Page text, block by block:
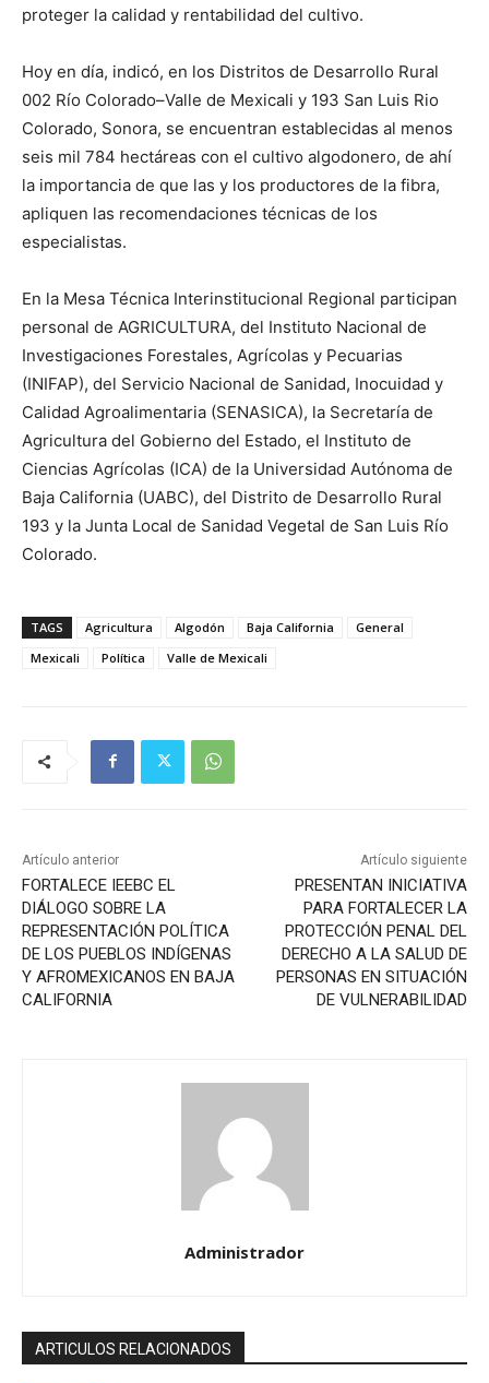
proteger la calidad y rentabilidad del cultivo.
Hoy en día, indicó, en los Distritos de Desarrollo Rural
002 Río Colorado–Valle de Mexicali y 193 San Luis Rio
Colorado, Sonora, se encuentran establecidas al menos
seis mil 784 hectáreas con el cultivo algodonero, de ahí
la importancia de que las y los productores de la fibra,
apliquen las recomendaciones técnicas de los
especialistas.
En la Mesa Técnica Interinstitucional Regional participan
personal de AGRICULTURA, del Instituto Nacional de
Investigaciones Forestales, Agrícolas y Pecuarias
(INIFAP), del Servicio Nacional de Sanidad, Inocuidad y
Calidad Agroalimentaria (SENASICA), la Secretaría de
Agricultura del Gobierno del Estado, el Instituto de
Ciencias Agrícolas (ICA) de la Universidad Autónoma de
Baja California (UABC), del Distrito de Desarrollo Rural
193 y la Junta Local de Sanidad Vegetal de San Luis Río
Colorado.
TAGS Agricultura Algodón Baja California
General
Mexicali
Política Valle de Mexicali
Artículo anterior
FORTALECE IEEBC EL
DIÁLOGO SOBRE LA
REPRESENTACIÓN POLÍTICA
DE LOS PUEBLOS INDÍGENAS
Y AFROMEXICANOS EN BAJA
CALIFORNIA
Artículo siguiente
PRESENTAN INICIATIVA
PARA FORTALECER LA
PROTECCIÓN PENAL DEL
DERECHO A LA SALUD DE
PERSONAS EN SITUACIÓN
DE VULNERABILIDAD
Administrador
ARTICULOS RELACIONADOS